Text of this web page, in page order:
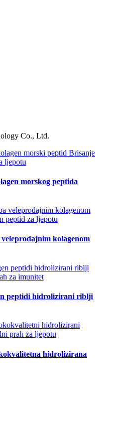
Co., Ltd.
morskog peptida
kolagenom
peptidi hidrolizirani riblji
hidrolizirana